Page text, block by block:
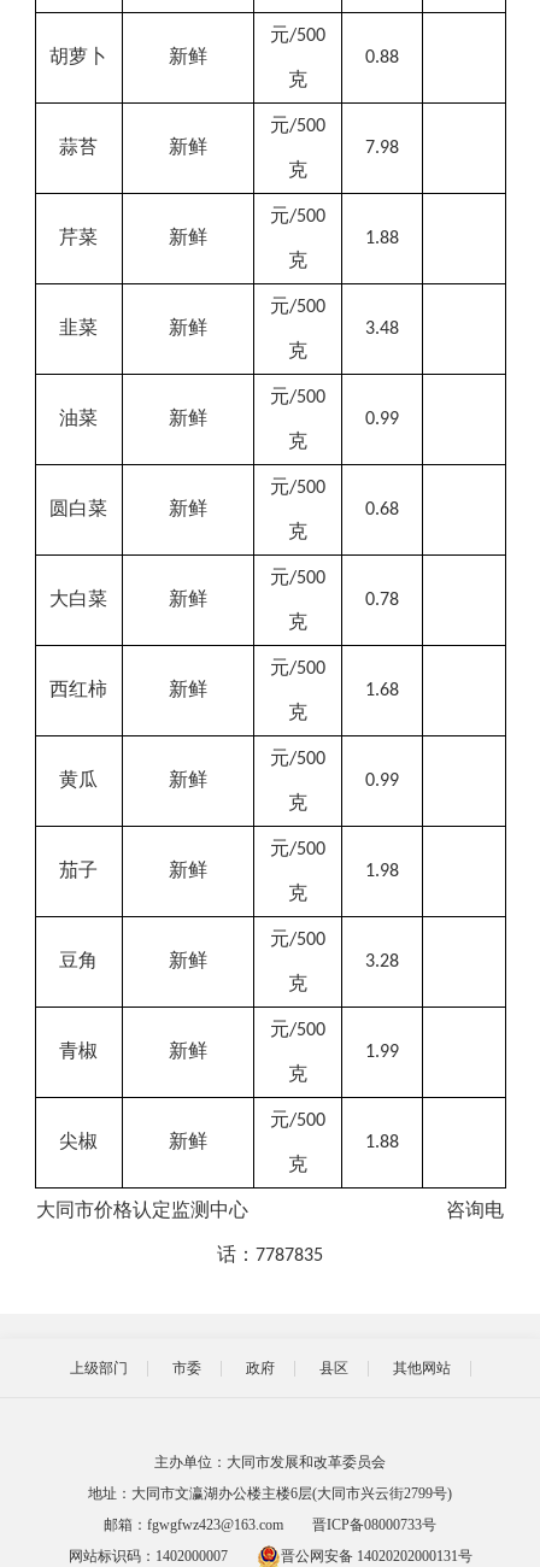
胡萝卜 新鲜
元/500
克
0.88
蒜苔 新鲜
元/500
克
7.98
芹菜 新鲜
元/500
克
1.88
韭菜 新鲜
元/500
克
3.48
油菜 新鲜
元/500
克
0.99
圆白菜 新鲜
元/500
克
0.68
大白菜 新鲜
元/500
克
0.78
西红柿 新鲜
元/500
克
1.68
黄瓜 新鲜
元/500
克
0.99
茄子 新鲜
元/500
克
1.98
豆角 新鲜
元/500
克
3.28
青椒 新鲜
元/500
克
1.99
尖椒 新鲜
元/500
克
1.88
大同市价格认定监测中心 咨询电
话： 7787835
上级部门 市委 政府 县区 其他网站
主办单位：大同市发展和改革委员会
地址：大同市文瀛湖办公楼主楼6层(大同市兴云街2799号)
邮箱：fgwgfwz423@163.com
晋ICP备08000733号
网站标识码：1402000007
晋公网安备 14020202000131号